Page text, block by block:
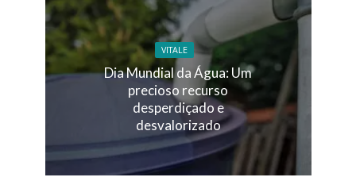
VITALE
Dia Mundial da Água: Um
precioso recurso
desperdiçado e
desvalorizado